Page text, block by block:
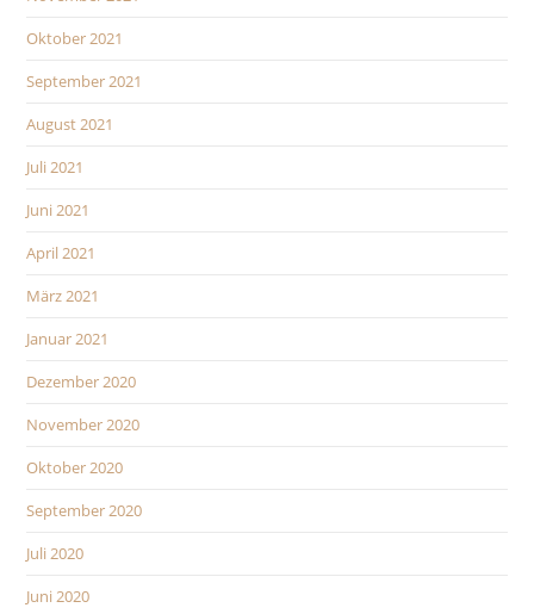
Oktober 2021
September 2021
August 2021
Juli 2021
Juni 2021
April 2021
März 2021
Januar 2021
Dezember 2020
November 2020
Oktober 2020
September 2020
Juli 2020
Juni 2020